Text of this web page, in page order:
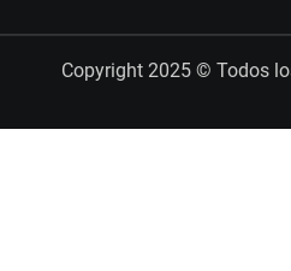
Copyright 2025 © Todos